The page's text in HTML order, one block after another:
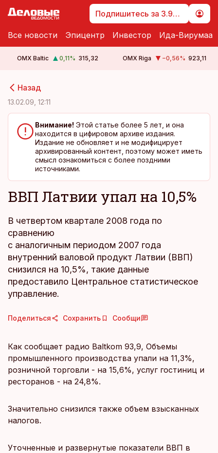
Подпишитесь за 3.99 €
Все новости Эпицентр Инвестор Ида-Вирумаа
OMX Baltic 0,11% 315,32 OMX Riga −0,56% 923,11
Назад
13.02.09, 12:11
Внимание! Этой статье более 5 лет, и она
находится в цифировом архиве издания.
Издание не обновляет и не модифицирует
архивированный контент, поэтому может иметь
смысл ознакомиться с более поздними
источниками.
ВВП Латвии упал на 10,5%
В четвертом квартале 2008 года по
сравнению
с аналогичным периодом 2007 года
внутренний валовой продукт Латвии (ВВП)
снизился на 10,5%, такие данные
предоставило Центральное статистическое
управление.
Поделиться Сохранить Сообщи
Как сообщает радио Baltkom 93,9, Объемы
промышленного производства упали на 11,3%,
розничной торговли - на 15,6%, услуг гостиниц и
ресторанов - на 24,8%.
Значительно снизился также объем взысканных
налогов.
Уточненные и развернутые показатели ВВП в